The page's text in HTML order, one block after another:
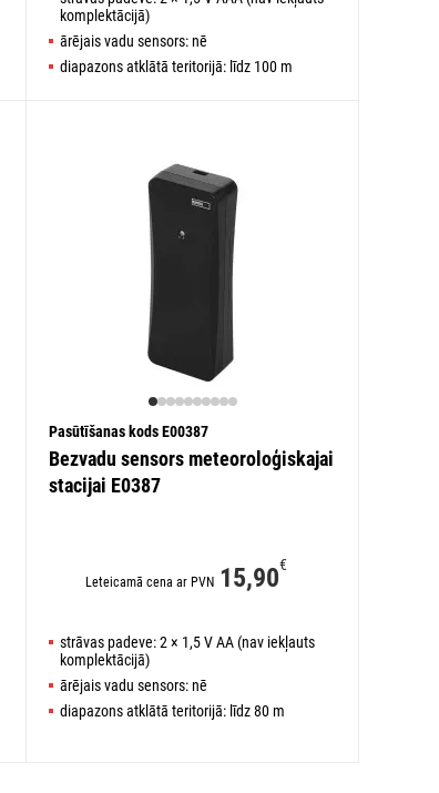
komplektācijā)
ārējais vadu sensors: nē
diapazons atklātā teritorijā: līdz 100 m
Pasūtīšanas kods E00387
Bezvadu sensors meteoroloģiskajai
stacijai E0387
Leteicamā cena ar PVN 15,90€
strāvas padeve: 2 × 1,5 V AA (nav iekļauts
komplektācijā)
ārējais vadu sensors: nē
diapazons atklātā teritorijā: līdz 80 m